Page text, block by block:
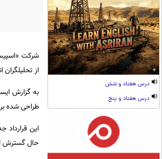
درس هفتاد و شش
درس هفتاد و پنج
شرکت
از
طراحی شده
این
حال گسترش